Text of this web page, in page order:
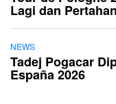
Lagi dan
NEWS
Tadej Pogacar
España 2026